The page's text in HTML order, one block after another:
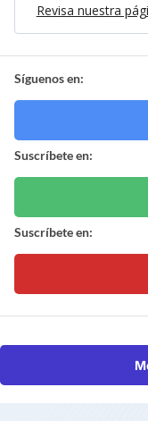
Revisa nuestra
Síguenos en:
Suscríbete en:
Suscríbete en: